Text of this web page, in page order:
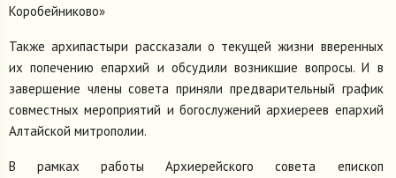
Коробейниково»
Также архипастыри рассказали о текущей жизни вверенных
их попечению епархий и обсудили возникшие вопросы. И в
завершение члены совета приняли предварительный график
совместных мероприятий и богослужений архиереев епархий
Алтайской митрополии.
В рамках работы Архиерейского совета епископ